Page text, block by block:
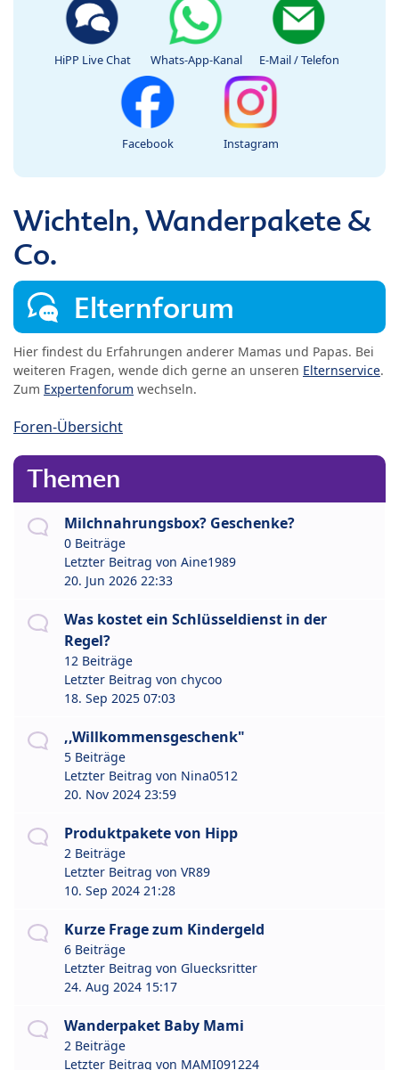
HiPP Live Chat Whats-App-Kanal E-Mail / Telefon
Facebook Instagram
Wichteln, Wanderpakete &
Co.
Elternforum
Hier findest du Erfahrungen anderer Mamas und Papas. Bei
weiteren Fragen, wende dich gerne an unseren Elternservice.
Zum Expertenforum wechseln.
Foren-Übersicht
Themen
Milchnahrungsbox? Geschenke?
0 Beiträge
Letzter Beitrag von Aine1989
20. Jun 2026 22:33
Was kostet ein Schlüsseldienst in der
Regel?
12 Beiträge
Letzter Beitrag von chycoo
18. Sep 2025 07:03
,,Willkommensgeschenk"
5 Beiträge
Letzter Beitrag von Nina0512
20. Nov 2024 23:59
Produktpakete von Hipp
2 Beiträge
Letzter Beitrag von VR89
10. Sep 2024 21:28
Kurze Frage zum Kindergeld
6 Beiträge
Letzter Beitrag von Gluecksritter
24. Aug 2024 15:17
Wanderpaket Baby Mami
2 Beiträge
Letzter Beitrag von MAMI091224